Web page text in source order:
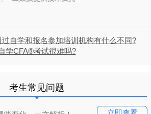
自学和报名参加培训机构有什么不同?
学CFA®考试很难吗?
考生常见问题